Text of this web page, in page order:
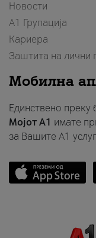
Новости
А1 Групација
Кариера
Заштита на лични
Мобилна
Единствено преку
Мојот A1 имате
за Вашите A1